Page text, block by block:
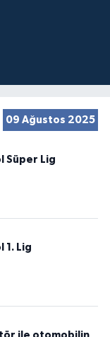
09 Ağustos 2025
Süper Lig
1. Lig